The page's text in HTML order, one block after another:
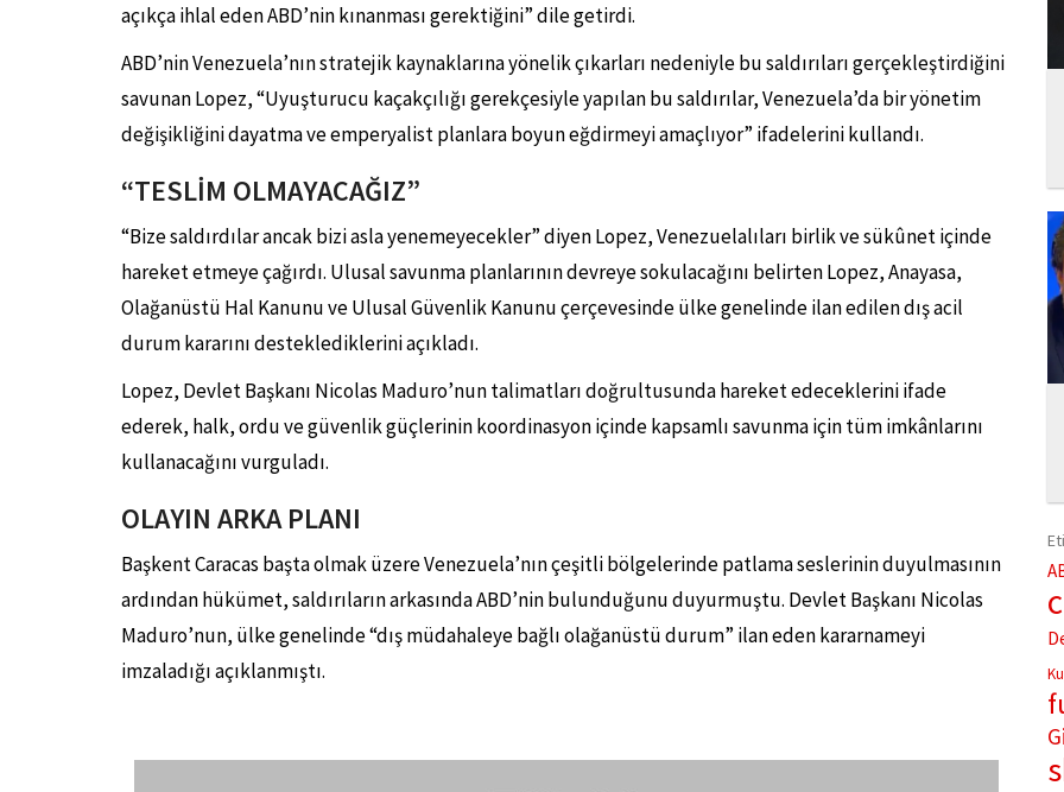
açıkça ihlal eden ABD’nin kınanması gerektiğini” dile getirdi.
ABD’nin Venezuela’nın stratejik kaynaklarına yönelik çıkarları nedeniyle bu saldırıları gerçekleştirdiğini
savunan Lopez, “Uyuşturucu kaçakçılığı gerekçesiyle yapılan bu saldırılar, Venezuela’da bir yönetim
değişikliğini dayatma ve emperyalist planlara boyun eğdirmeyi amaçlıyor” ifadelerini kullandı.
“TESLİM OLMAYACAĞIZ”
“Bize saldırdılar ancak bizi asla yenemeyecekler” diyen Lopez, Venezuelalıları birlik ve sükûnet içinde
hareket etmeye çağırdı. Ulusal savunma planlarının devreye sokulacağını belirten Lopez, Anayasa,
Olağanüstü Hal Kanunu ve Ulusal Güvenlik Kanunu çerçevesinde ülke genelinde ilan edilen dış acil
durum kararını desteklediklerini açıkladı.
Lopez, Devlet Başkanı Nicolas Maduro’nun talimatları doğrultusunda hareket edeceklerini ifade
ederek, halk, ordu ve güvenlik güçlerinin koordinasyon içinde kapsamlı savunma için tüm imkânlarını
kullanacağını vurguladı.
OLAYIN ARKA PLANI
Başkent Caracas başta olmak üzere Venezuela’nın çeşitli bölgelerinde patlama seslerinin duyulmasının
ardından hükümet, saldırıların arkasında ABD’nin bulunduğunu duyurmuştu. Devlet Başkanı Nicolas
Maduro’nun, ülke genelinde “dış müdahaleye bağlı olağanüstü durum” ilan eden kararnameyi
imzaladığı açıklanmıştı.